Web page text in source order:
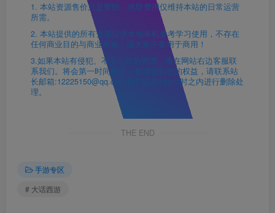
1. 本站资源售价只是赞助，收取费用仅维持本站的日常运营
所需。
2. 本站提供的所有资源仅供本地单机参考学习使用，不存在
任何商业目的与商业用途，请大家不要用于商用！
3.如果本站有侵犯、不妥之处的资源，请在网站右边客服联
系我们。将会第一时间解决！若侵犯到您的权益，请联系站
长邮箱:12225150@qq.com 我们会在24h小时之内进行删除处
理。
THE END
手游专区
# 大话西游